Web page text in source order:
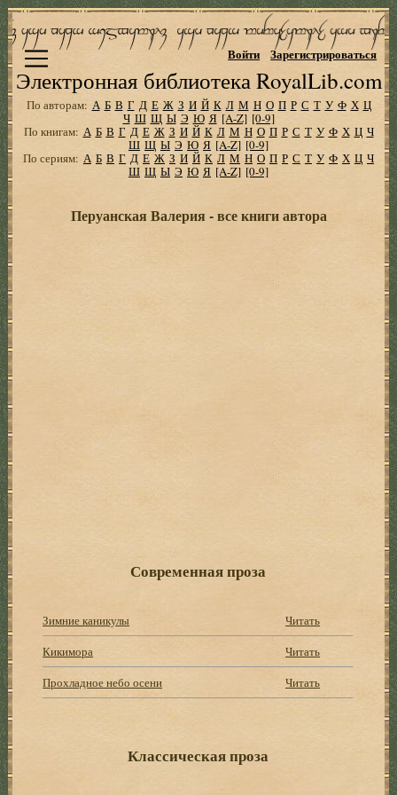
Электронная библиотека RoyalLib.com
Войти Зарегистрироваться
По авторам: А Б В Г Д Е Ж З И Й К Л М Н О П Р С Т У Ф Х Ц
Ч Ш Щ Ы Э Ю Я [A-Z] [0-9]
По книгам: А Б В Г Д Е Ж З И Й К Л М Н О П Р С Т У Ф Х Ц Ч
Ш Щ Ы Э Ю Я [A-Z] [0-9]
По сериям: А Б В Г Д Е Ж З И Й К Л М Н О П Р С Т У Ф Х Ц Ч
Ш Щ Ы Э Ю Я [A-Z] [0-9]
Перуанская Валерия - все книги автора
Современная проза
Зимние каникулы
Читать
Кикимора
Читать
Прохладное небо осени
Читать
Классическая проза